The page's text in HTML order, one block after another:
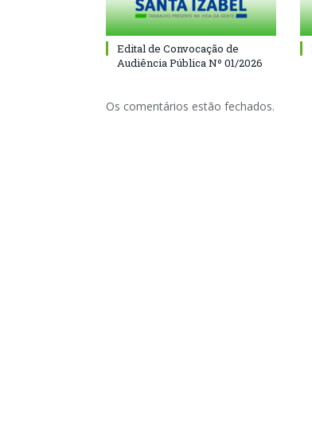
Edital de Convocação de
Audiência Pública Nº 01/2026
Os comentários estão fechados.